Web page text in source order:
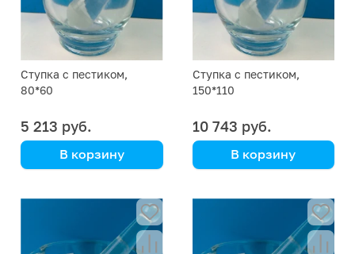
Ступка с пестиком,
80*60
5 213 руб.
В корзину
(Кат. № 2231/632 538
Ступка с пестиком,
150*110
10 743 руб.
В корзину
(Кат. № 2231/632 538